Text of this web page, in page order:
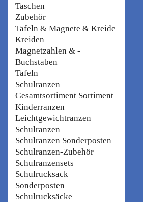
Taschen
Zubehör
Tafeln & Magnete & Kreide
Kreiden
Magnetzahlen & -
Buchstaben
Tafeln
Schulranzen
Gesamtsortiment Sortiment
Kinderranzen
Leichtgewichtranzen
Schulranzen
Schulranzen Sonderposten
Schulranzen-Zubehör
Schulranzensets
Schulrucksack
Sonderposten
Schulrucksäcke